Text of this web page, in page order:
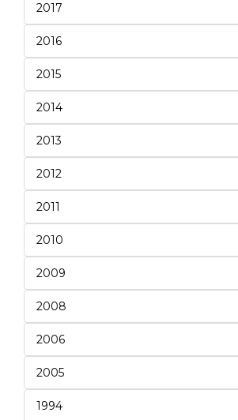
2017
2016
2015
2014
2013
2012
2011
2010
2009
2008
2006
2005
1994